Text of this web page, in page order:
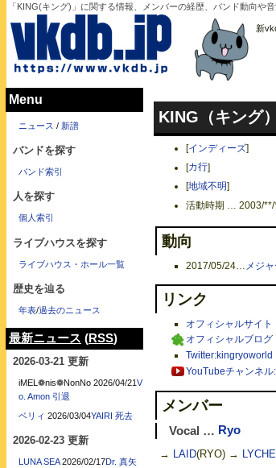
「KING(キング)」に関する情報、メンバーの経歴、バンド動向や音
新
KING（キング）
[インディーズ]
[カ行]
[地域不明]
活動時期 … 2003/**/
動向
2017/05/24… メジ
リンク
オフィシャルサイト
オフィシャルブログ
Twitter:kingryoworld
YouTubeチャンネ
メンバー
Vocal … Ryo
→ LAID(RYO) →
Menu
ニュース / 新譜
バンドを探す
バンド索引
人を探す
個人索引
ライブハウスを探す
ライブハウス・ホール一覧
歴史を辿る
年表/過去のニュース
最新ニュース (RSS)
2026-03-21 更新
iMEL❁nis❁NonNo 2026/04/21 V
o. Amon 引退
ベリィ 2026/03/04YAIRI 死去
2026-02-23 更新
LUNA SEA 2026/02/17Dr. 真矢